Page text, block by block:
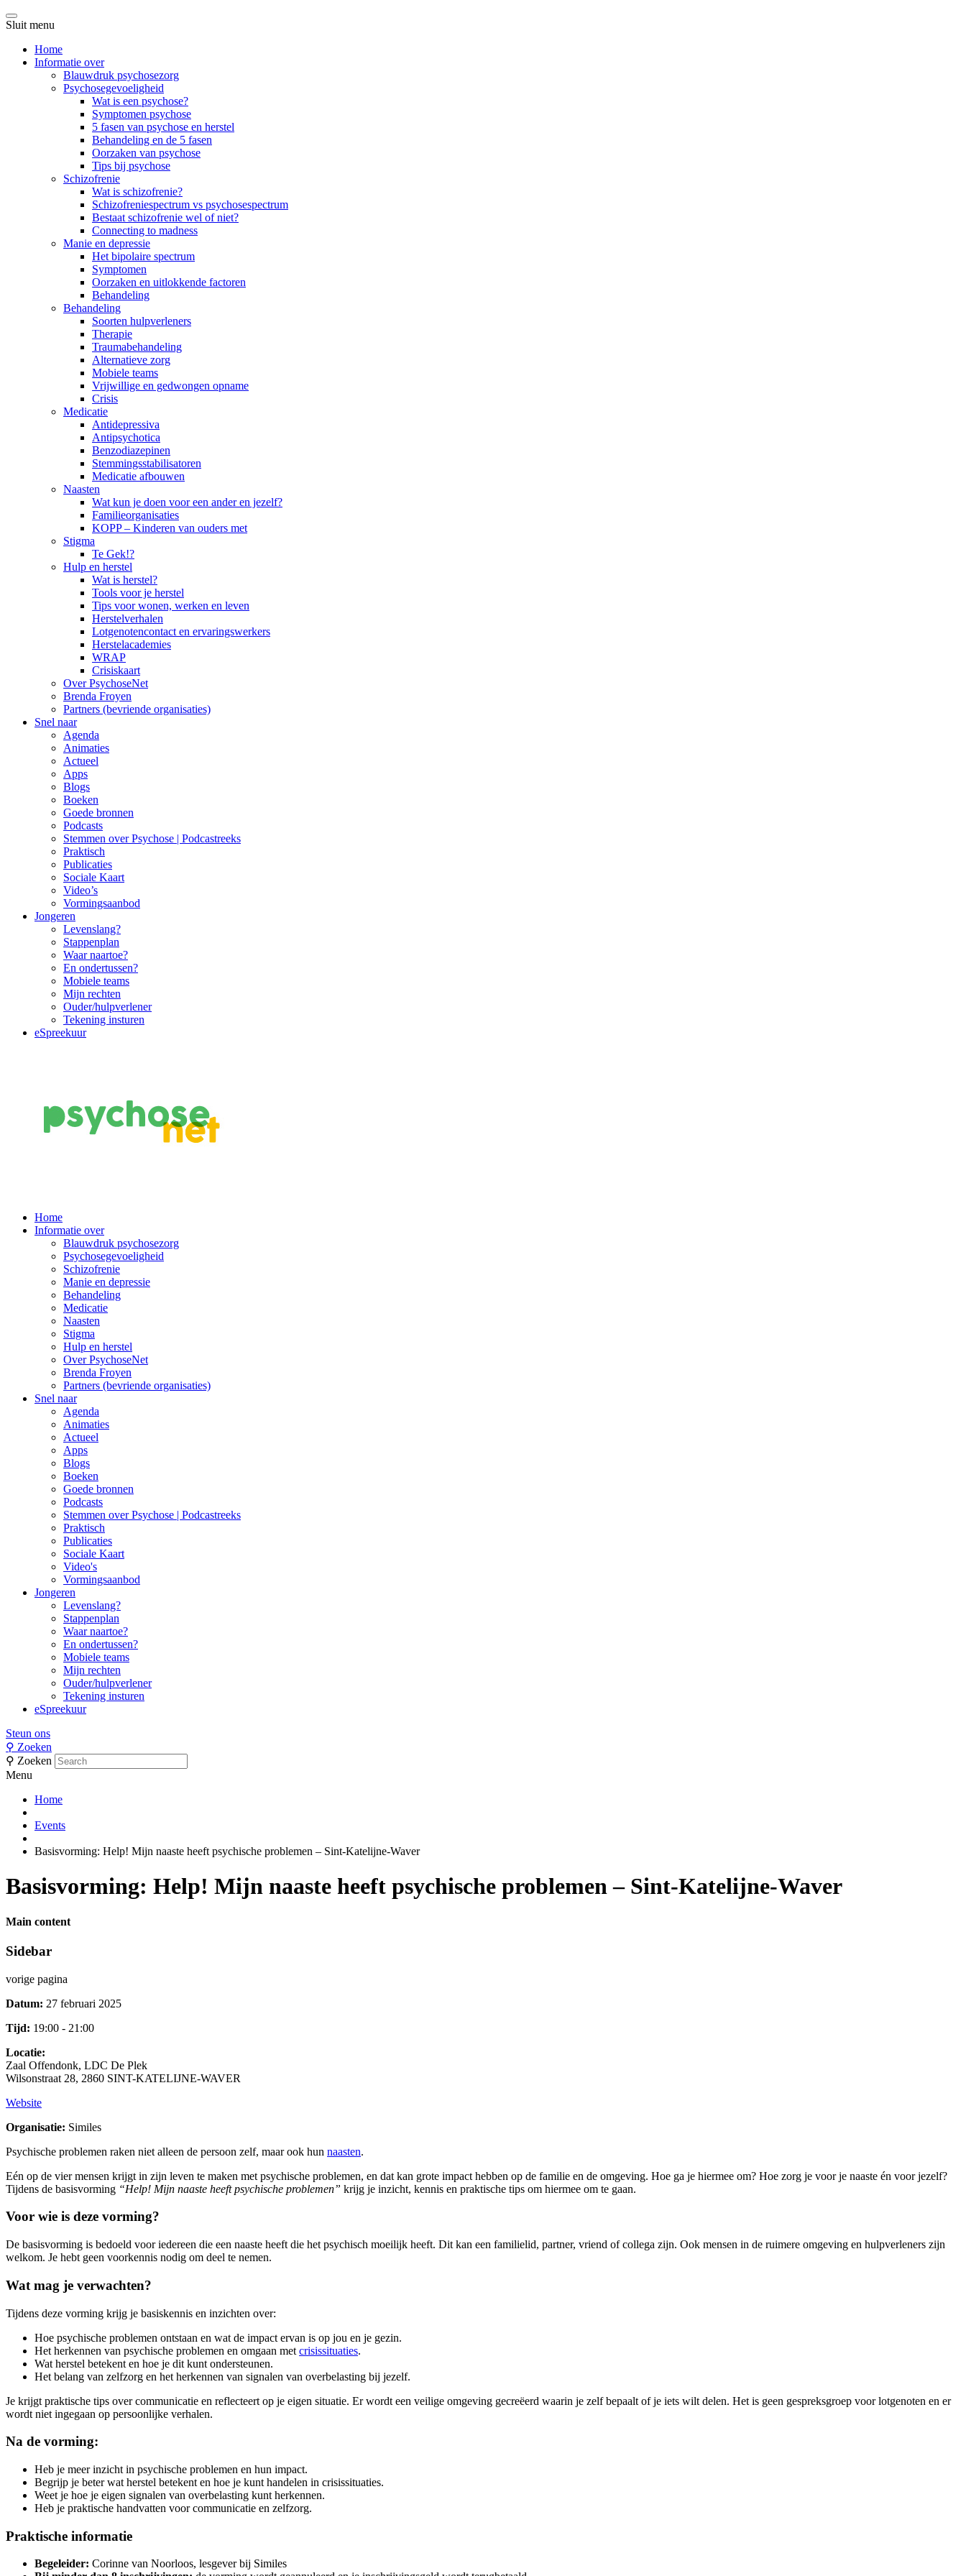
Sluit menu
Home
Informatie over
Blauwdruk psychosezorg
Psychosegevoeligheid
Wat is een psychose?
Symptomen psychose
5 fasen van psychose en herstel
Behandeling en de 5 fasen
Oorzaken van psychose
Tips bij psychose
Schizofrenie
Wat is schizofrenie?
Schizofreniespectrum vs psychosespectrum
Bestaat schizofrenie wel of niet?
Connecting to madness
Manie en depressie
Het bipolaire spectrum
Symptomen
Oorzaken en uitlokkende factoren
Behandeling
Behandeling
Soorten hulpverleners
Therapie
Traumabehandeling
Alternatieve zorg
Mobiele teams
Vrijwillige en gedwongen opname
Crisis
Medicatie
Antidepressiva
Antipsychotica
Benzodiazepinen
Stemmingsstabilisatoren
Medicatie afbouwen
Naasten
Wat kun je doen voor een ander en jezelf?
Familieorganisaties
KOPP – Kinderen van ouders met
Stigma
Te Gek!?
Hulp en herstel
Wat is herstel?
Tools voor je herstel
Tips voor wonen, werken en leven
Herstelverhalen
Lotgenotencontact en ervaringswerkers
Herstelacademies
WRAP
Crisiskaart
Over PsychoseNet
Brenda Froyen
Partners (bevriende organisaties)
Snel naar
Agenda
Animaties
Actueel
Apps
Blogs
Boeken
Goede bronnen
Podcasts
Stemmen over Psychose | Podcastreeks
Praktisch
Publicaties
Sociale Kaart
Video’s
Vormingsaanbod
Jongeren
Levenslang?
Stappenplan
Waar naartoe?
En ondertussen?
Mobiele teams
Mijn rechten
Ouder/hulpverlener
Tekening insturen
eSpreekuur
Main
Navigation
Home
Informatie over
Blauwdruk psychosezorg
Psychosegevoeligheid
Schizofrenie
Manie en depressie
Behandeling
Medicatie
Naasten
Stigma
Hulp en herstel
Over PsychoseNet
Brenda Froyen
Partners (bevriende organisaties)
Snel naar
Agenda
Animaties
Actueel
Apps
Blogs
Boeken
Goede bronnen
Podcasts
Stemmen over Psychose | Podcastreeks
Praktisch
Publicaties
Sociale Kaart
Video's
Vormingsaanbod
Jongeren
Levenslang?
Stappenplan
Waar naartoe?
En ondertussen?
Mobiele teams
Mijn rechten
Ouder/hulpverlener
Tekening insturen
eSpreekuur
Steun ons
⚲ Zoeken
⚲ Zoeken
Menu
Home
Events
Basisvorming: Help! Mijn naaste heeft psychische problemen – Sint-Katelijne-Waver
Basisvorming: Help! Mijn naaste heeft psychische problemen – Sint-Katelijne-Waver
Main content
Sidebar
vorige pagina
Datum: 27 februari 2025
Tijd: 19:00 - 21:00
Locatie:
Zaal Offendonk, LDC De Plek
Wilsonstraat 28, 2860 SINT-KATELIJNE-WAVER
Website
Organisatie: Similes
Psychische problemen raken niet alleen de persoon zelf, maar ook hun naasten.
Eén op de vier mensen krijgt in zijn leven te maken met psychische problemen, en dat kan grote impact hebben op de familie en de omgeving. Hoe ga je hiermee om? Hoe zorg je voor je naaste én voor jezelf?
Tijdens de basisvorming “Help! Mijn naaste heeft psychische problemen” krijg je inzicht, kennis en praktische tips om hiermee om te gaan.
Voor wie is deze vorming?
De basisvorming is bedoeld voor iedereen die een naaste heeft die het psychisch moeilijk heeft. Dit kan een familielid, partner, vriend of collega zijn. Ook mensen in de ruimere omgeving en hulpverleners zijn
welkom. Je hebt geen voorkennis nodig om deel te nemen.
Wat mag je verwachten?
Tijdens deze vorming krijg je basiskennis en inzichten over:
Hoe psychische problemen ontstaan en wat de impact ervan is op jou en je gezin.
Het herkennen van psychische problemen en omgaan met crisissituaties.
Wat herstel betekent en hoe je dit kunt ondersteunen.
Het belang van zelfzorg en het herkennen van signalen van overbelasting bij jezelf.
Je krijgt praktische tips over communicatie en reflecteert op je eigen situatie. Er wordt een veilige omgeving gecreëerd waarin je zelf bepaalt of je iets wilt delen. Het is geen gespreksgroep voor lotgenoten en er
wordt niet ingegaan op persoonlijke verhalen.
Na de vorming:
Heb je meer inzicht in psychische problemen en hun impact.
Begrijp je beter wat herstel betekent en hoe je kunt handelen in crisissituaties.
Weet je hoe je eigen signalen van overbelasting kunt herkennen.
Heb je praktische handvatten voor communicatie en zelfzorg.
Praktische informatie
Begeleider: Corinne van Noorloos, lesgever bij Similes